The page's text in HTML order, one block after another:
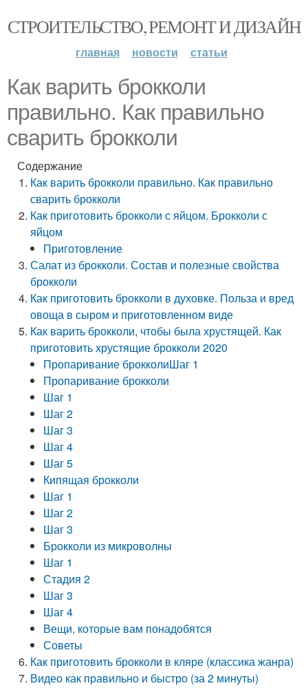
СТРОИТЕЛЬСТВО, РЕМОНТ И ДИЗАЙН
главная новости статьи
Как варить брокколи
правильно. Как правильно
сварить брокколи
Содержание
Как варить брокколи правильно. Как правильно
сварить брокколи
Как приготовить брокколи с яйцом. Брокколи с
яйцом
Приготовление
Салат из брокколи. Состав и полезные свойства
брокколи
Как приготовить брокколи в духовке. Польза и вред
овоща в сыром и приготовленном виде
Как варить брокколи, чтобы была хрустящей. Как
приготовить хрустящие брокколи 2020
Пропаривание брокколиШаг 1
Пропаривание брокколи
Шаг 1
Шаг 2
Шаг 3
Шаг 4
Шаг 5
Кипящая брокколи
Шаг 1
Шаг 2
Шаг 3
Брокколи из микроволны
Шаг 1
Стадия 2
Шаг 3
Шаг 4
Вещи, которые вам понадобятся
Советы
Как приготовить брокколи в кляре (классика жанра)
Видео как правильно и быстро (за 2 минуты)